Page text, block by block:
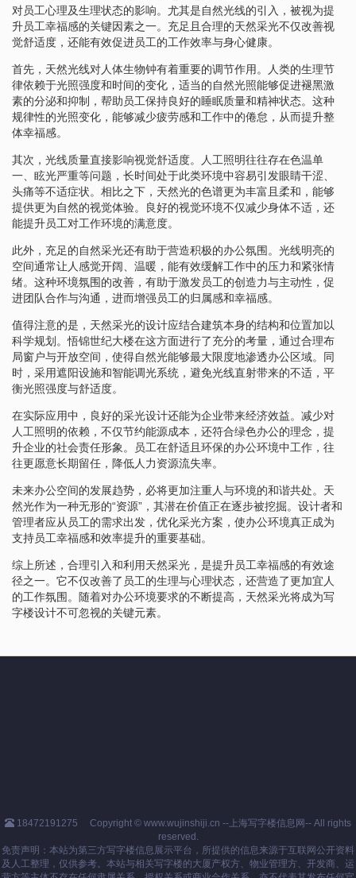
对员工心理及生理状态的影响。尤其是自然光线的引入，被视为提
升员工幸福感的关键因素之一。充足且合理的天然采光不仅改善视
觉舒适度，还能有效促进员工的工作效率与身心健康。
首先，天然光线对人体生物钟有着重要的调节作用。人类的生理节
律依赖于光照强度和时间的变化，适当的自然光照能够促进褪黑激
素的分泌和抑制，帮助员工保持良好的睡眠质量和精神状态。这种
规律性的光照变化，能够减少疲劳感和工作中的倦怠，从而提升整
体幸福感。
其次，光线质量直接影响视觉舒适度。人工照明往往存在色温单
一、眩光严重等问题，长时间处于此类环境中容易引发眼睛干涩、
头痛等不适症状。相比之下，天然光的色谱更为丰富且柔和，能够
提供更为自然的视觉体验。良好的视觉环境不仅减少身体不适，还
能提升员工对工作环境的满意度。
此外，充足的自然采光还有助于营造积极的办公氛围。光线明亮的
空间通常让人感觉开阔、温暖，能有效缓解工作中的压力和紧张情
绪。这种环境氛围的改善，有助于激发员工的创造力与主动性，促
进团队合作与沟通，进而增强员工的归属感和幸福感。
值得注意的是，天然采光的设计应结合建筑本身的结构和位置加以
科学规划。悟锦世纪大楼在这方面进行了充分的考量，通过合理布
局窗户与开放空间，使得自然光能够最大限度地渗透办公区域。同
时，采用遮阳设施和智能调光系统，避免光线直射带来的不适，平
衡光照强度与舒适度。
在实际应用中，良好的采光设计还能为企业带来经济效益。减少对
人工照明的依赖，不仅节约能源成本，还符合绿色办公的理念，提
升企业的社会责任形象。员工在舒适且环保的办公环境中工作，往
往更愿意长期留任，降低人力资源流失率。
未来办公空间的发展趋势，必将更加注重人与环境的和谐共处。天
然光作为一种无形的“资源”，其潜在价值正在逐步被挖掘。设计者和
管理者应从员工的需求出发，优化采光方案，使办公环境真正成为
支持员工幸福感和效率提升的重要基础。
综上所述，合理引入和利用天然采光，是提升员工幸福感的有效途
径之一。它不仅改善了员工的生理与心理状态，还营造了更加宜人
的工作氛围。随着对办公环境要求的不断提高，天然采光将成为写
字楼设计不可忽视的关键元素。
18472191275
Copyright © www.wujinshiji.cn --上海写字楼信息网-- All rights
reserved.
免责声明：本站为第三方写字楼信息展示平台，所提供的信息来源于互联网公开资料
及人工整理，仅供参考。本站与相关写字楼的大厦产权方、物业管理方、开发商、运